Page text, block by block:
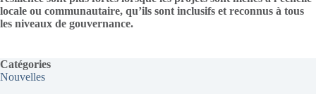
locale ou communautaire, qu’ils sont inclusifs et reconnus à tous
les niveaux de gouvernance.
Catégories
Nouvelles